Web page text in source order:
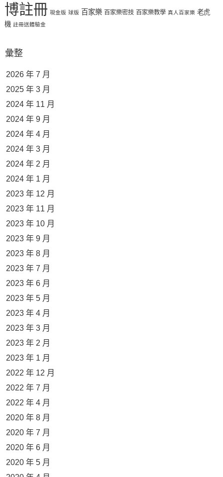
博註冊 現金版 球版 百家樂 百家樂密技 百家樂教學 真人百家樂 老虎
機 註冊送體驗金
彙整
2026 年 7 月
2025 年 3 月
2024 年 11 月
2024 年 9 月
2024 年 4 月
2024 年 3 月
2024 年 2 月
2024 年 1 月
2023 年 12 月
2023 年 11 月
2023 年 10 月
2023 年 9 月
2023 年 8 月
2023 年 7 月
2023 年 6 月
2023 年 5 月
2023 年 4 月
2023 年 3 月
2023 年 2 月
2023 年 1 月
2022 年 12 月
2022 年 7 月
2022 年 4 月
2020 年 8 月
2020 年 7 月
2020 年 6 月
2020 年 5 月